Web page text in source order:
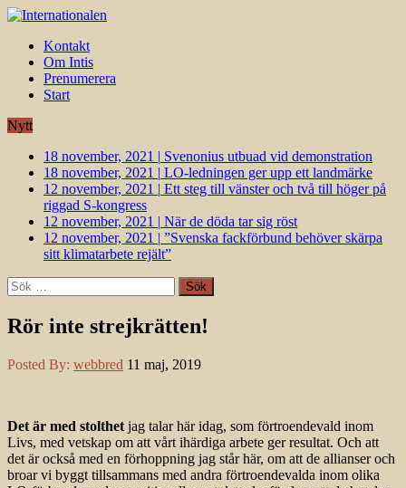
Kontakt
Om Intis
Prenumerera
Start
Nytt
18 november, 2021 | Svenonius utbuad vid demonstration
18 november, 2021 | LO-ledningen ger upp ett landmärke
12 november, 2021 | Ett steg till vänster och två till höger på
riggad S-kongress
12 november, 2021 | När de döda tar sig röst
12 november, 2021 | ”Svenska fackförbund behöver skärpa
sitt klimatarbete rejält”
Sök
efter:
Rör inte strejkrätten!
Posted By: webbred 11 maj, 2019
Det är med stolthet jag talar här idag, som förtroendevald inom
Livs, med vetskap om att vårt ihärdiga arbete ger resultat. Och att
det är också med en förhoppning jag står här, om att de allianser och
broar vi byggt tillsammans med andra förtroendevalda inom olika